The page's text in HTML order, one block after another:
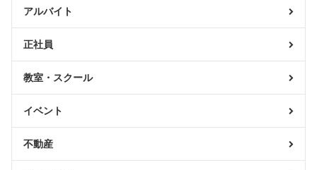
アルバイト
正社員
教室・スクール
イベント
不動産